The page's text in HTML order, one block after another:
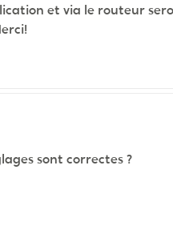
et via le routeur
sont correctes ?